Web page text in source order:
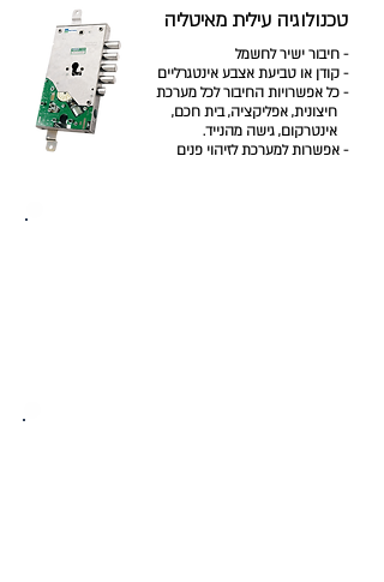
- חיבור ישיר לחשמל
- קודן או טביעת אצבע אינטגרליים
- כל אפשרויות החיבור לכל מערכת
חיצונית, אפליקציה, בית חכם,
אינטרקום, גישה מהנייד.
- אפשרות למערכת לזיהוי פנים
טכנולוגיה עילית מאיטליה